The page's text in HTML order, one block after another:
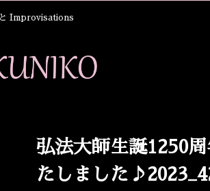
Improvisations
弘法大師生誕1250
たしました